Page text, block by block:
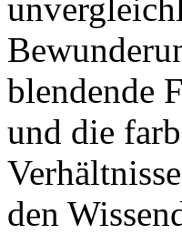
blendende
und die
den